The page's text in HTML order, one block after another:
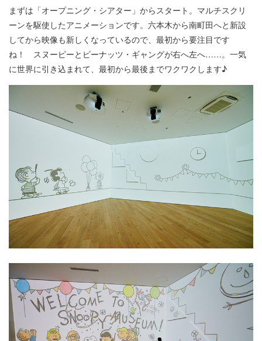
まずは「オープニング・シアター」からスタート。マルチスクリ
ーンを駆使したアニメーションです。六本木から南町田へと新設
してから映像も新しくなっているので、最初から要注目です
ね！ スヌーピーとピーナッツ・ギャングが右へ左へ……。一気
に世界に引き込まれて、最初から最後までワクワクします♪